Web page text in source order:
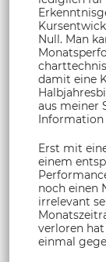
Null. Man
damit eine
aus meiner
Information
Erst mit
einem
noch einen
irrelevant
verloren
einmal